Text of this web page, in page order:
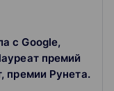
с Google,
премий
премии Рунета.